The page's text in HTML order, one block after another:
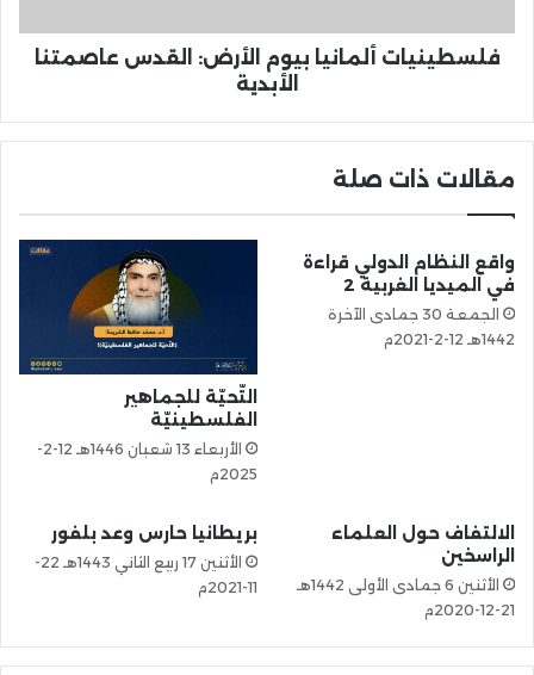
فلسطينيات ألمانيا بيوم الأرض: القدس عاصمتنا
الأبدية
مقالات ذات صلة
واقع النظام الدولي قراءة
في الميديا الغربية 2
الجمعة 30 جمادى الآخرة
1442هـ 12-2-2021م
التّحيّة للجماهير
الفلسطينيّة
الأربعاء 13 شعبان 1446هـ 12-2-
2025م
الالتفاف حول العلماء
الراسخين
الأثنين 6 جمادى الأولى 1442هـ
21-12-2020م
بريطانيا حارس وعد بلفور
الأثنين 17 ربيع الثاني 1443هـ 22-
11-2021م